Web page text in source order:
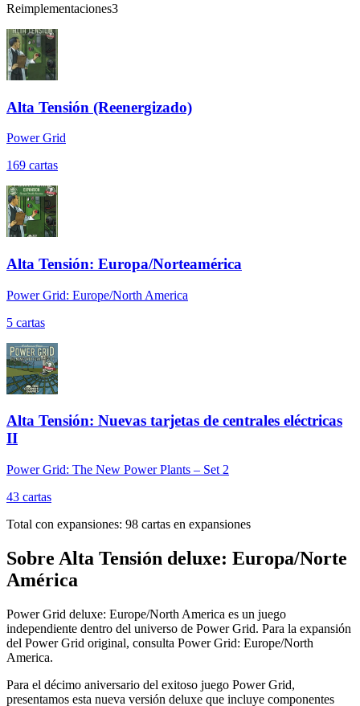
Reimplementaciones3
Alta Tensión (Reenergizado)
Power Grid
169 cartas
Alta Tensión: Europa/Norteamérica
Power Grid: Europe/North America
5 cartas
Alta Tensión: Nuevas tarjetas de centrales eléctricas
II
Power Grid: The New Power Plants – Set 2
43 cartas
Total con expansiones: 98 cartas en expansiones
Sobre Alta Tensión deluxe: Europa/Norte
América
Power Grid deluxe: Europe/North America es un juego
independiente dentro del universo de Power Grid. Para la expansión
del Power Grid original, consulta Power Grid: Europe/North
America.
Para el décimo aniversario del exitoso juego Power Grid,
presentamos esta nueva versión deluxe que incluye componentes